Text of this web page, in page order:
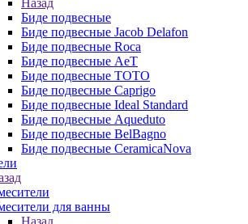
Назад
Биде подвесные
Биде подвесные Jacob Delafon
Биде подвесные Roca
Биде подвесные AeT
Биде подвесные TOTO
Биде подвесные Caprigo
Биде подвесные Ideal Standard
Биде подвесные Aqueduto
Биде подвесные BelBagno
Биде подвесные CeramicaNova
для ванны
Назад